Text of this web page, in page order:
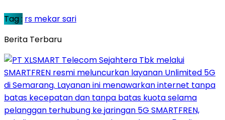
Tag : rs mekar sari
Berita Terbaru